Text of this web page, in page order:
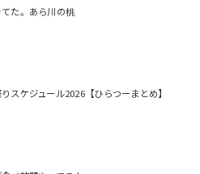
た。あら川の桃
スケジュール2026【ひらつーまとめ】